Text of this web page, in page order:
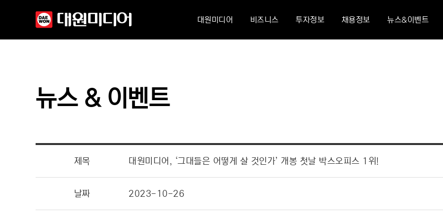
대원미디어 비즈니스 투자정보 채용정보 뉴스&이벤트
뉴스 & 이벤트
제목 대원미디어, ‘그대들은 어떻게 살 것인가’ 개봉 첫날 박스오피스 1위!
날짜 2023-10-26